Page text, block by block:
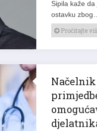
Sipila kaže
ostavku
Pročitajte